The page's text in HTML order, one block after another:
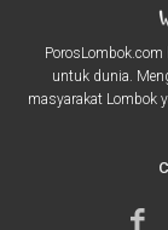
PorosLombok.com
untuk dunia.
masyarakat Lombok